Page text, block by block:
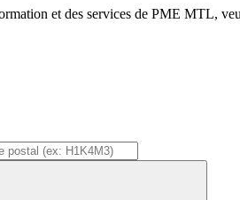
et des services de PME MTL,